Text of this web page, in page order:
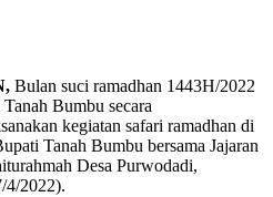
Bulan suci ramadhan 1443H/2022
Bumbu secara
kegiatan safari ramadhan di
Tanah Bumbu bersama Jajaran
Desa Purwodadi,
4/2022).